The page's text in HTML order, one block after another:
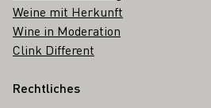
Weine mit Herkunft
Wine in Moderation
Clink Different
Rechtliches